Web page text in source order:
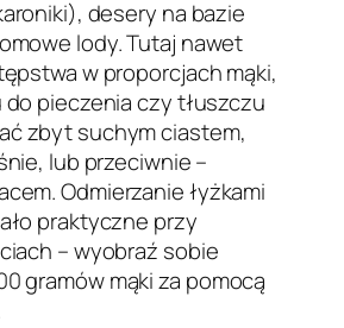
desery na bazie
lody. Tutaj nawet
w proporcjach mąki,
pieczenia czy tłuszczu
zbyt suchym ciastem,
lub przeciwnie –
Odmierzanie łyżkami
praktyczne przy
– wyobraź sobie
gramów mąki za pomocą